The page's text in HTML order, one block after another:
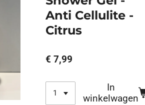
Anti Cellulite -
Citrus
€ 7,99
In
winkelwagen